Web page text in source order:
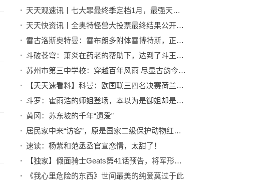
天天观速讯丨七大罪最终季定档1月，最强天使真叶登场？原来这都是高瑟的阴谋
天天快资讯丨全奥特怪兽大投票最终结果公开杰顿轻松夺冠伽古拉喜获亚军
雷古洛斯奥特曼：雷布朗多附体雷博特斯，正式参战奥特银河格斗_环球今日报
斗破苍穹：萧炎在药老的帮助下，达到了斗王巅峰，三上云岚宗！
苏州市第三中学校：穿越百年风雨 尽显古韵今风_今日关注
【天天速看料】科曼：欧国联三四名决赛荷兰想赢，意大利缺席世界杯但仍是强队
斗罗：霍雨浩的师姐登场，本以为是御姐却是丸子头，邪火害她不轻 消息
黄冈：苏东坡的千年“遗爱”
居民家中来“访客”，原是国家二级保护动物红隼 焦点要闻
速读：杨紫和范丞丞官宣恋情，太甜了！
【独家】假面骑士Geats第41话预告，将军形态正式登场，邪魔徒和运营都开始行动了
《我心里危险的东西》世间最美的纯爱莫过于此